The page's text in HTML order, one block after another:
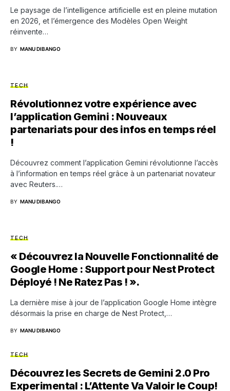
Le paysage de l’intelligence artificielle est en pleine mutation
en 2026, et l’émergence des Modèles Open Weight
réinvente…
BY MANU DIBANGO
TECH
Révolutionnez votre expérience avec
l’application Gemini : Nouveaux
partenariats pour des infos en temps réel
!
Découvrez comment l’application Gemini révolutionne l’accès
à l’information en temps réel grâce à un partenariat novateur
avec Reuters.…
BY MANU DIBANGO
TECH
« Découvrez la Nouvelle Fonctionnalité de
Google Home : Support pour Nest Protect
Déployé ! Ne Ratez Pas ! ».
La dernière mise à jour de l’application Google Home intègre
désormais la prise en charge de Nest Protect,…
BY MANU DIBANGO
TECH
Découvrez les Secrets de Gemini 2.0 Pro
Experimental : L’Attente Va Valoir le Coup!